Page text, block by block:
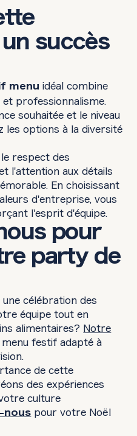
succès
menu idéal combine
professionnalisme.
souhaitée et le niveau
les options à la diversité
respect des
l'attention aux détails
En choisissant
d'entreprise, vous
l'esprit d'équipe.
pour
party de
célébration des
équipe tout en
alimentaires? Notre
festif adapté à
de cette
des expériences
culture
nous pour votre Noël